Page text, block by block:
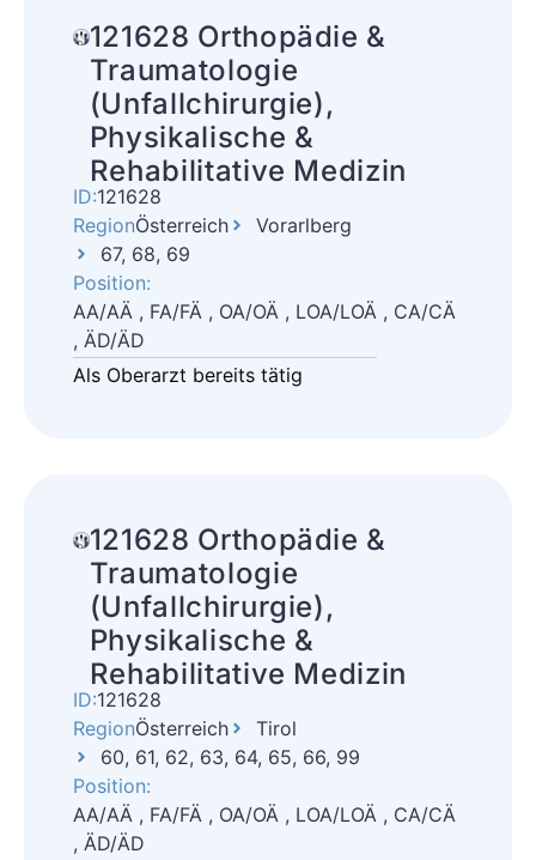
121628 Orthopädie &
Traumatologie
(Unfallchirurgie),
Physikalische &
Rehabilitative Medizin
ID:121628
RegionÖsterreich
Vorarlberg
67, 68, 69
Position:
AA/AÄ , FA/FÄ , OA/OÄ , LOA/LOÄ , CA/CÄ
, ÄD/ÄD
Als Oberarzt bereits tätig
121628 Orthopädie &
Traumatologie
(Unfallchirurgie),
Physikalische &
Rehabilitative Medizin
ID:121628
RegionÖsterreich
Tirol
60, 61, 62, 63, 64, 65, 66, 99
Position:
AA/AÄ , FA/FÄ , OA/OÄ , LOA/LOÄ , CA/CÄ
, ÄD/ÄD